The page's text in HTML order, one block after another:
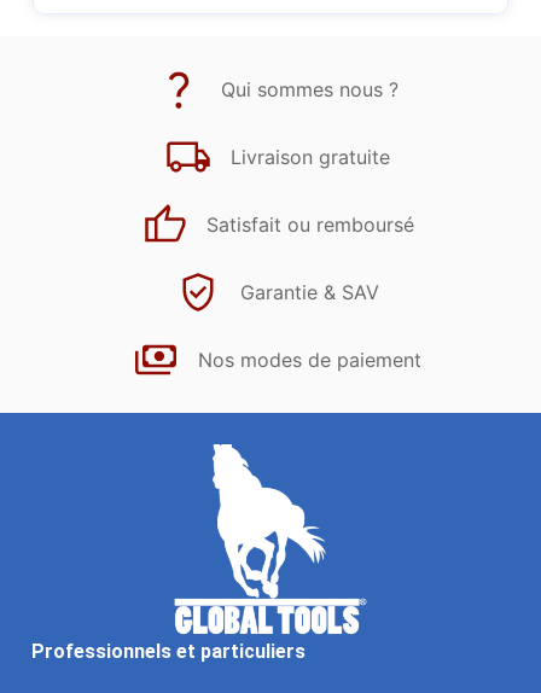
Qui sommes nous ?
Livraison gratuite
Satisfait ou remboursé
Garantie & SAV
Nos modes de paiement
Professionnels et particuliers